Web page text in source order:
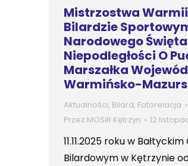
Mistrzostwa Warmii
Bilardzie
Narodowego Święta
Niepodległości O
Marszałka
Warmińsko-
Aktualności, Bilard, Fotorelacja
Przez MOSiR Kętrzyn 12
11.11.2025 roku w
Bilardowym w Kętrzynie